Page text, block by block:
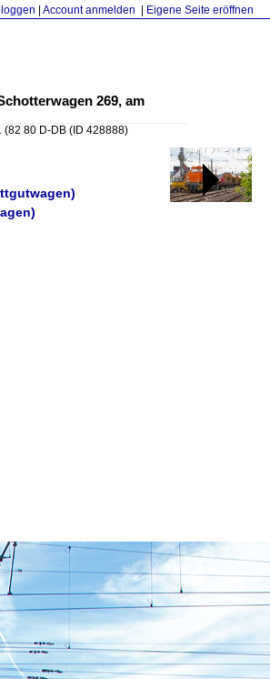
Account anmelden Eigene Seite eröffnen
269, am
(82 80 D-DB (ID 428888)